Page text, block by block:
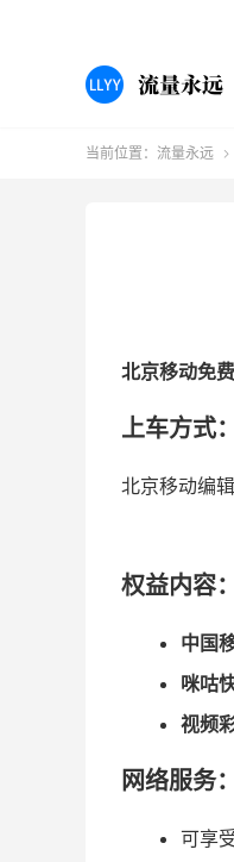
当前位置： 流量永远 
北京移动免
上车方式：
北京移动编
权益内容：
中国
咪咕
视频
网络服务：
可享